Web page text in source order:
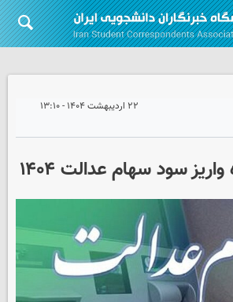
۲۲ اردیبهشت ۱۴۰۴ - ۱۳:۱۰
سود سهام عدالت ۱۴۰۴